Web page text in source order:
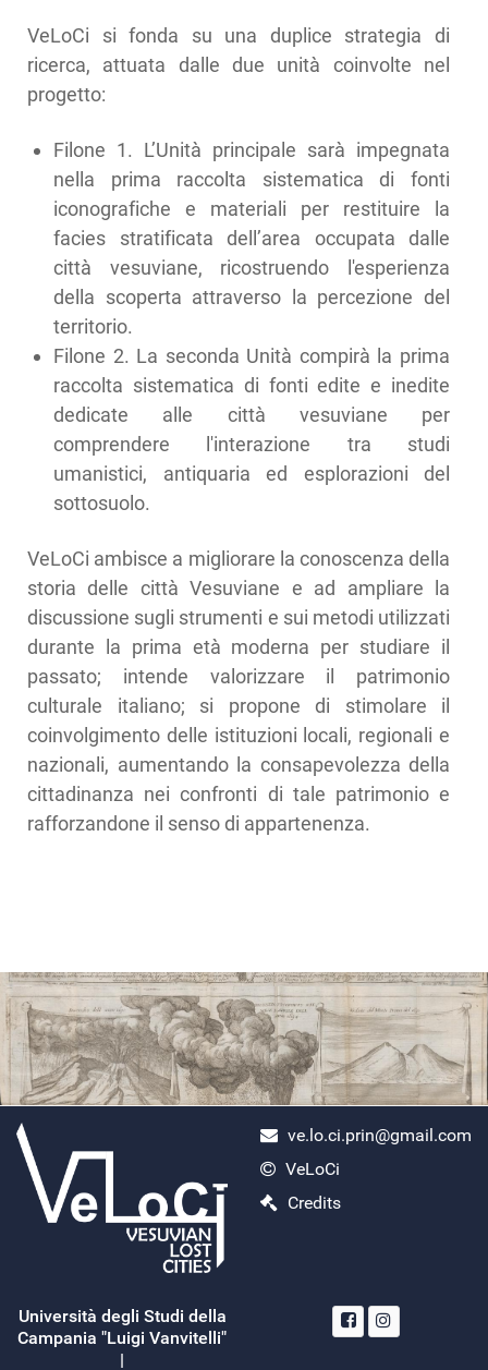
VeLoCi si fonda su una duplice strategia di
ricerca, attuata dalle due unità coinvolte nel
progetto:
Filone 1. L’Unità principale sarà impegnata
nella prima raccolta sistematica di fonti
iconografiche e materiali per restituire la
facies stratificata dell’area occupata dalle
città vesuviane, ricostruendo l'esperienza
della scoperta attraverso la percezione del
territorio.
Filone 2. La seconda Unità compirà la prima
raccolta sistematica di fonti edite e inedite
dedicate alle città vesuviane per
comprendere l'interazione tra studi
umanistici, antiquaria ed esplorazioni del
sottosuolo.
VeLoCi ambisce a migliorare la conoscenza della
storia delle città Vesuviane e ad ampliare la
discussione sugli strumenti e sui metodi utilizzati
durante la prima età moderna per studiare il
passato; intende valorizzare il patrimonio
culturale italiano; si propone di stimolare il
coinvolgimento delle istituzioni locali, regionali e
nazionali, aumentando la consapevolezza della
cittadinanza nei confronti di tale patrimonio e
rafforzandone il senso di appartenenza.
ercolano scavi
Lunedì, Aprile 29, 2024
ve.lo.ci.prin@gmail.com
VeLoCi
Credits
Università degli Studi della
Campania "Luigi Vanvitelli"